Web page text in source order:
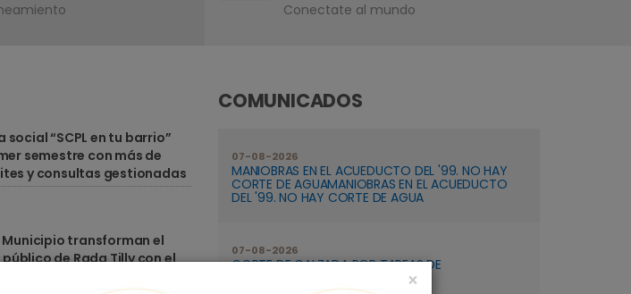
Conectate al mundo
social “SCPL en tu barrio”
semestre con más de
y consultas gestionadas
Municipio transforman el
de Rada Tilly con el
COMUNICADOS
07-08-2026
MANIOBRAS EN EL ACUEDUCTO DEL '99. NO HAY
CORTE DE AGUAMANIOBRAS EN EL ACUEDUCTO
DEL '99. NO HAY CORTE DE AGUA
07-08-2026
CORTE DE CALZADA POR TAREAS DE
×